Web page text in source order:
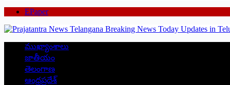
EPaper
ముఖ్యాంశాలు
జాతీయం
తెలంగాణ
ఆంధ్రప్రదేశ్